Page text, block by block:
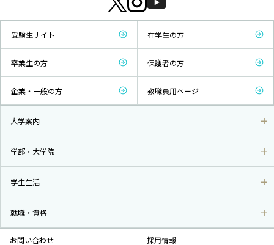
受験生サイト 在学生の方
卒業生の方 保護者の方
企業・一般の方 教職員用ページ
大学案内
学部・大学院
学生生活
就職・資格
お問い合わせ 採用情報